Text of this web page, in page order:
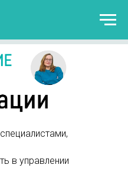
в управлении